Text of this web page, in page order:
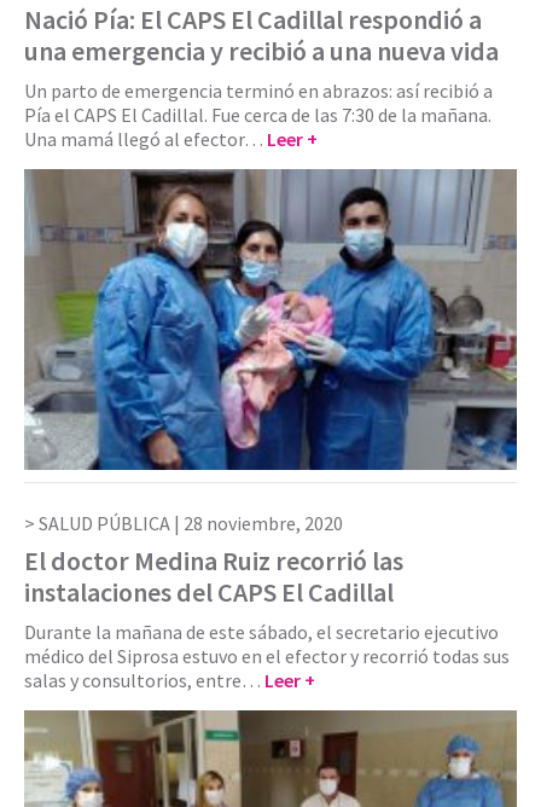
Nació Pía: El CAPS El Cadillal respondió a
una emergencia y recibió a una nueva vida
Un parto de emergencia terminó en abrazos: así recibió a
Pía el CAPS El Cadillal. Fue cerca de las 7:30 de la mañana.
Una mamá llegó al efector… Leer +
SALUD PÚBLICA | 28 noviembre, 2020
El doctor Medina Ruiz recorrió las
instalaciones del CAPS El Cadillal
Durante la mañana de este sábado, el secretario ejecutivo
médico del Siprosa estuvo en el efector y recorrió todas sus
salas y consultorios, entre… Leer +